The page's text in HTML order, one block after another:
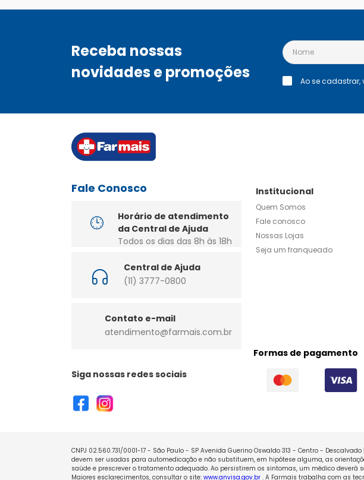
Receba nossas
novidades e promoções
Ao se
Fale Conosco
Horário de atendimento
da Central de Ajuda
Todos os dias das 8h às 18h
Central de Ajuda
(11) 3777-0800
Contato e-mail
atendimento@farmais.com.br
Siga nossas redes sociais
Institucional
Quem Somos
Fale conosco
Nossas Lojas
Seja um franqueado
Formas de pagamento
CNPJ 02.560.731/0001-17 - São Paulo - SP Avenida Guerino Oswaldo 313 - Centro -
devem ser usadas para automedicação e não substituem, em hipótese alguma, as
saúde e prescrever o tratamento adequado. Ao persistirem os sintomas, um médico
Maiores esclarecimentos, consultar o site: www.anvisa.gov.br . A Farmais trabalha com as